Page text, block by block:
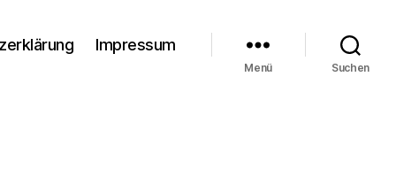
Impressum
Menü Suchen